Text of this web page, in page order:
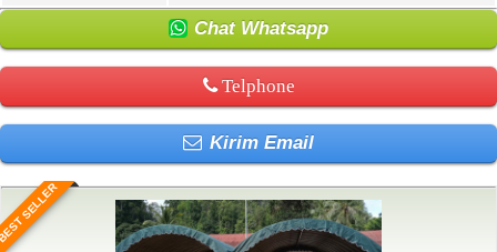
Chat Whatsapp
Telphone
Kirim Email
SELLER